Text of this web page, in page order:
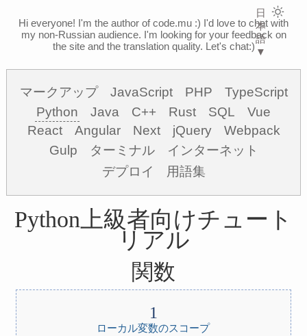
Hi everyone! I'm the author of code.mu :) I'd love to chat with
my non-Russian audience. I'm looking for your feedback on
the site and the translation quality. Let's chat:)
マークアップ JavaScript PHP
TypeScript
Python
Java C++ Rust SQL
Vue
React
Angular Next jQuery
Webpack
Gulp
ターミナル
インターネット
デプロイ
用語集
Python上級者向けチュート
リアル
関数
ローカル変数のスコープ
日
本
語
▼